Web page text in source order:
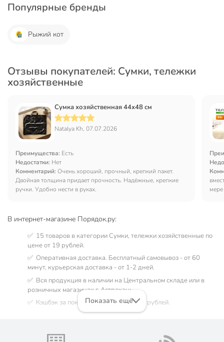
Популярные бренды
Рыжий кот
Отзывы покупателей: Сумки, тележки
хозяйственные
Сумка хозяйственная 44х48 см
Natalya Kh, 07.07.2026
Преимущества: Есть
Недостатки: Нет
Комментарий: Очень хороший, прочный, крепкий пакет.
Двойная толщина придает прочность. Надёжные, крепкие
ручки. Удобно нести в руках.
В интернет-магазине Порядок.ру:
✅ 15 товаров в категории Сумки, тележки хозяйственные по
цене от 19 рублей.
✅ Оперативная доставка. Бесплатный самовывоз - от 60
минут, курьерская доставка - от 1-2 дней.
✅ Вся продукция в наличии на Центральном складе или в
розничных магазинах г. Астрахань.
✅ Кэшбэк за покупку до 349 бонусных рублей.
Показать ещё